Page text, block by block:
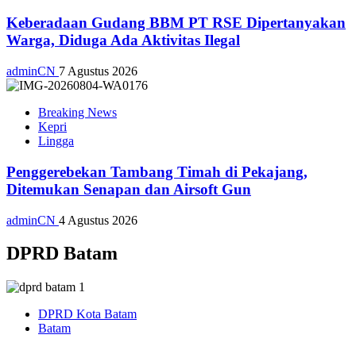
Keberadaan Gudang BBM PT RSE Dipertanyakan
Warga, Diduga Ada Aktivitas Ilegal
adminCN 7 Agustus 2026
Breaking News
Kepri
Lingga
Penggerebekan Tambang Timah di Pekajang,
Ditemukan Senapan dan Airsoft Gun
adminCN 4 Agustus 2026
DPRD Batam
DPRD Kota Batam
Batam